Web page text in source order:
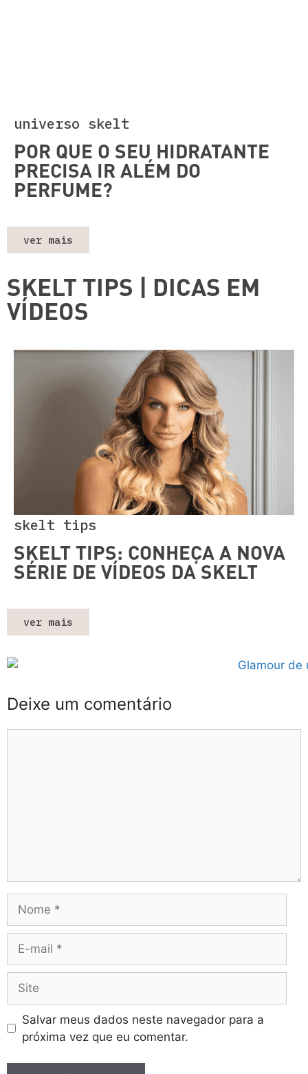
universo skelt
POR QUE O SEU HIDRATANTE
PRECISA IR ALÉM DO
PERFUME?
ver mais
SKELT TIPS | DICAS EM
VÍDEOS
skelt tips
SKELT TIPS: CONHEÇA A NOVA
SÉRIE DE VÍDEOS DA SKELT
ver mais
Deixe um comentário
Salvar meus dados neste navegador para a
próxima vez que eu comentar.